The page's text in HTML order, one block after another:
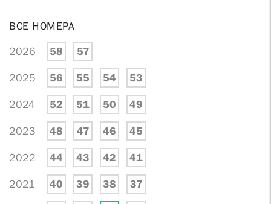
ВСЕ НОМЕРА
2026 58 57
2025 56 55 54 53
2024 52 51 50 49
2023 48 47 46 45
2022 44 43 42 41
2021 40 39 38 37